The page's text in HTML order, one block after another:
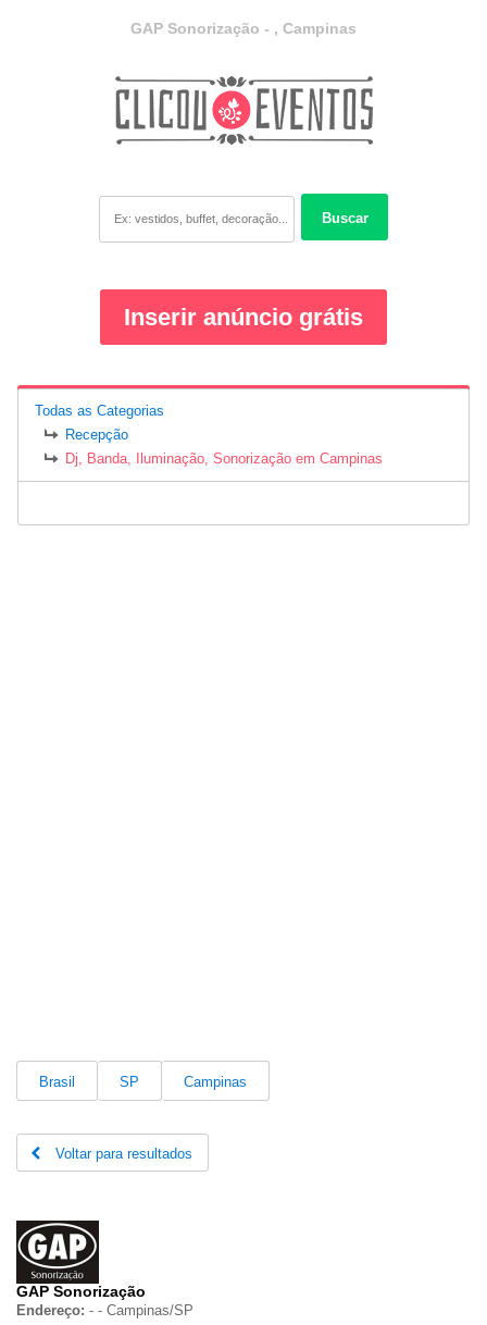
GAP Sonorização - , Campinas
Buscar
Inserir anúncio grátis
Todas as Categorias
Recepção
Dj, Banda, Iluminação, Sonorização em Campinas
Brasil SP Campinas
Voltar para resultados
GAP Sonorização
Endereço: - - Campinas/SP